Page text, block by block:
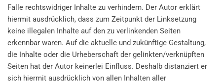
Falle rechtswidriger Inhalte zu verhindern. Der Autor erklärt
hiermit ausdrücklich, dass zum Zeitpunkt der Linksetzung
keine illegalen Inhalte auf den zu verlinkenden Seiten
erkennbar waren. Auf die aktuelle und zukünftige Gestaltung,
die Inhalte oder die Urheberschaft der gelinkten/verknüpften
Seiten hat der Autor keinerlei Einfluss. Deshalb distanziert er
sich hiermit ausdrücklich von allen Inhalten aller